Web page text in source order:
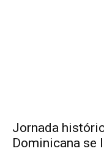
Jornada
Dominicana se